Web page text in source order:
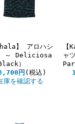
】 アロハシ
～ Deliciosa
）
円 (税込)
庫を確認する
【
ャ